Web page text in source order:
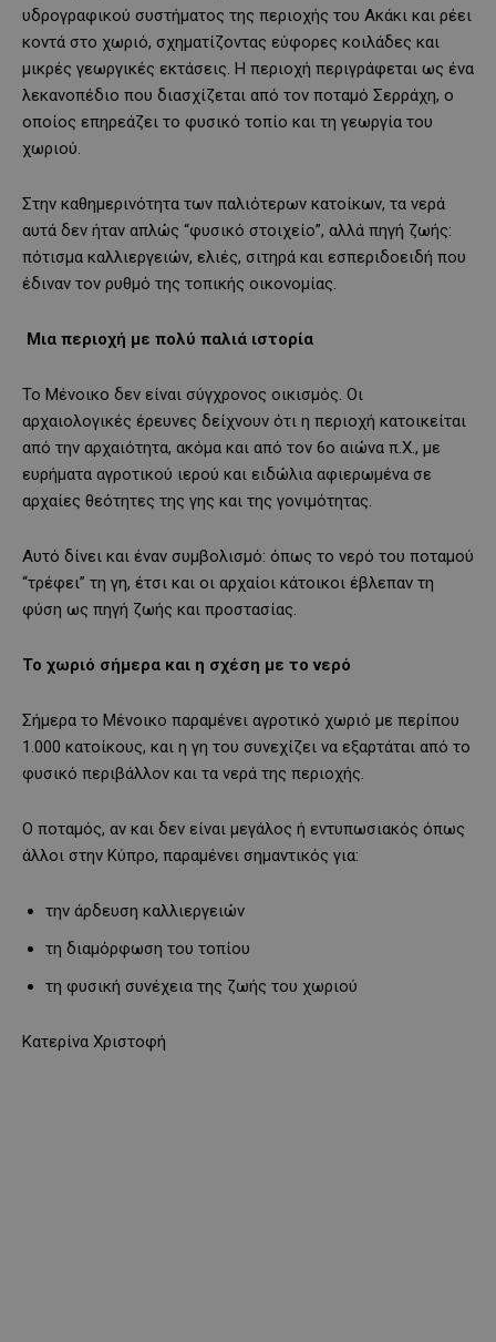
υδρογραφικού συστήματος της περιοχής του Ακάκι και ρέει
κοντά στο χωριό, σχηματίζοντας εύφορες κοιλάδες και
μικρές γεωργικές εκτάσεις. Η περιοχή περιγράφεται ως ένα
λεκανοπέδιο που διασχίζεται από τον ποταμό Σερράχη, ο
οποίος επηρεάζει το φυσικό τοπίο και τη γεωργία του
χωριού.
Στην καθημερινότητα των παλιότερων κατοίκων, τα νερά
αυτά δεν ήταν απλώς “φυσικό στοιχείο”, αλλά πηγή ζωής:
πότισμα καλλιεργειών, ελιές, σιτηρά και εσπεριδοειδή που
έδιναν τον ρυθμό της τοπικής οικονομίας.
Μια περιοχή με πολύ παλιά ιστορία
Το Μένοικο δεν είναι σύγχρονος οικισμός. Οι
αρχαιολογικές έρευνες δείχνουν ότι η περιοχή κατοικείται
από την αρχαιότητα, ακόμα και από τον 6ο αιώνα π.Χ., με
ευρήματα αγροτικού ιερού και ειδώλια αφιερωμένα σε
αρχαίες θεότητες της γης και της γονιμότητας.
Αυτό δίνει και έναν συμβολισμό: όπως το νερό του ποταμού
“τρέφει” τη γη, έτσι και οι αρχαίοι κάτοικοι έβλεπαν τη
φύση ως πηγή ζωής και προστασίας.
Το χωριό σήμερα και η σχέση με το νερό
Σήμερα το Μένοικο παραμένει αγροτικό χωριό με περίπου
1.000 κατοίκους, και η γη του συνεχίζει να εξαρτάται από το
φυσικό περιβάλλον και τα νερά της περιοχής.
Ο ποταμός, αν και δεν είναι μεγάλος ή εντυπωσιακός όπως
άλλοι στην Κύπρο, παραμένει σημαντικός για:
την άρδευση καλλιεργειών
τη διαμόρφωση του τοπίου
τη φυσική συνέχεια της ζωής του χωριού
Κατερίνα Χριστοφή